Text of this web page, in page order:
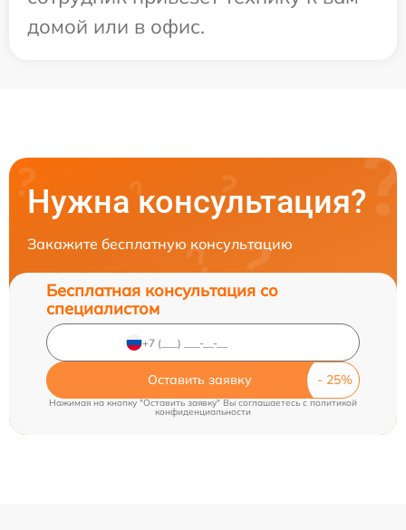
домой или в офис.
Нужна консультация?
Закажите бесплатную консультацию
Бесплатная консультация со
специалистом
Оставить заявку
Нажимая на кнопку "Оставить заявку" Вы соглашаетесь cполитикой
конфиденциальности